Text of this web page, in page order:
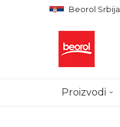
Beorol Srbija
Proizvodi